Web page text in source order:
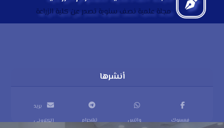
مجلة علمية نصف سنوية تصدر عن كلية الزراعة
فيسبوك
واتس
تيليجرام
بريد
إلكتروني